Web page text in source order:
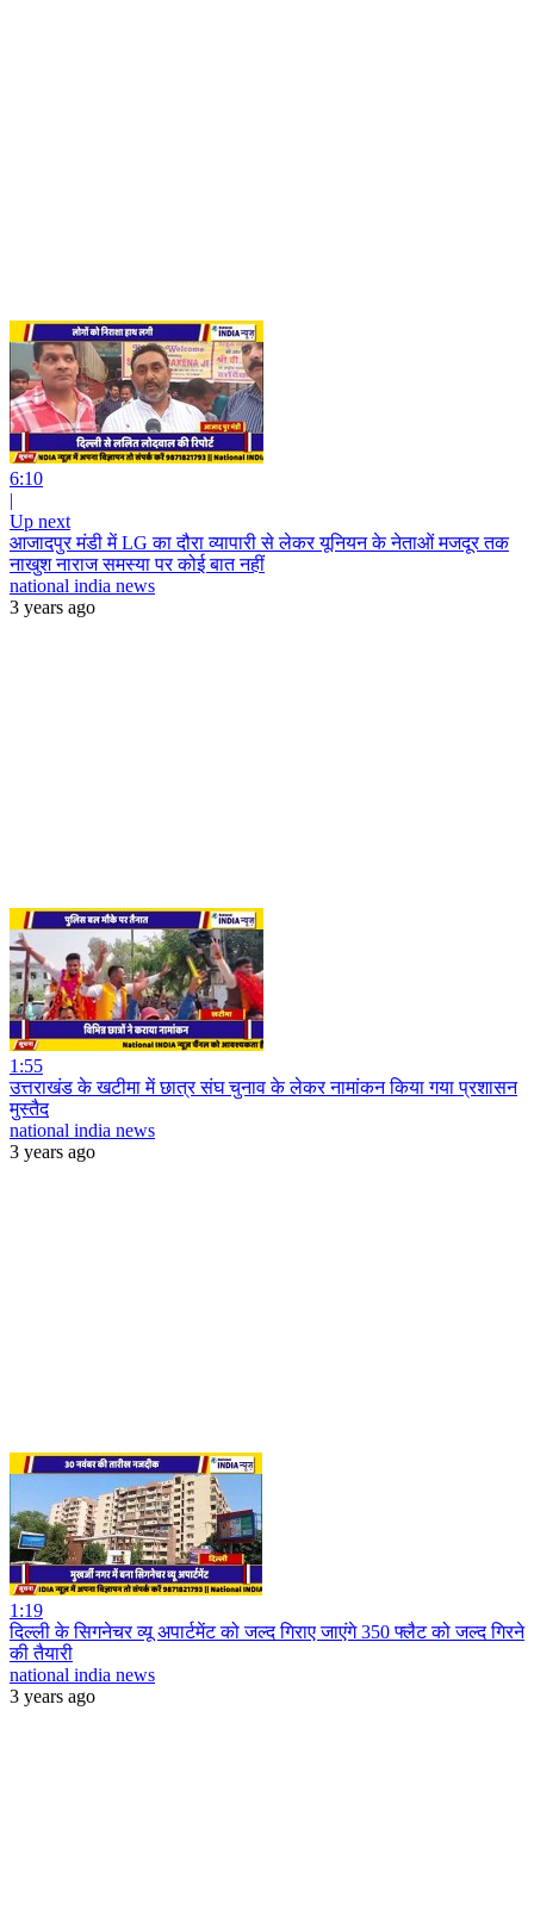
6:10
|
Up next
आजादपुर मंडी में LG का दौरा व्यापारी से लेकर यूनियन के नेताओं मजदूर तक
नाखुश नाराज समस्या पर कोई बात नहीं
national india news
3 years ago
1:55
उत्तराखंड के खटीमा में छात्र संघ चुनाव के लेकर नामांकन किया गया प्रशासन
मुस्तैद
national india news
3 years ago
1:19
दिल्ली के सिगनेचर व्यू अपार्टमेंट को जल्द गिराए जाएंगे 350 फ्लैट को जल्द गिरने
की तैयारी
national india news
3 years ago